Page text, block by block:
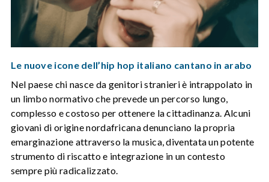
Le nuove icone dell’hip hop italiano cantano in arabo
Nel paese chi nasce da genitori stranieri è intrappolato in
un limbo normativo che prevede un percorso lungo,
complesso e costoso per ottenere la cittadinanza. Alcuni
giovani di origine nordafricana denunciano la propria
emarginazione attraverso la musica, diventata un potente
strumento di riscatto e integrazione in un contesto
sempre più radicalizzato.